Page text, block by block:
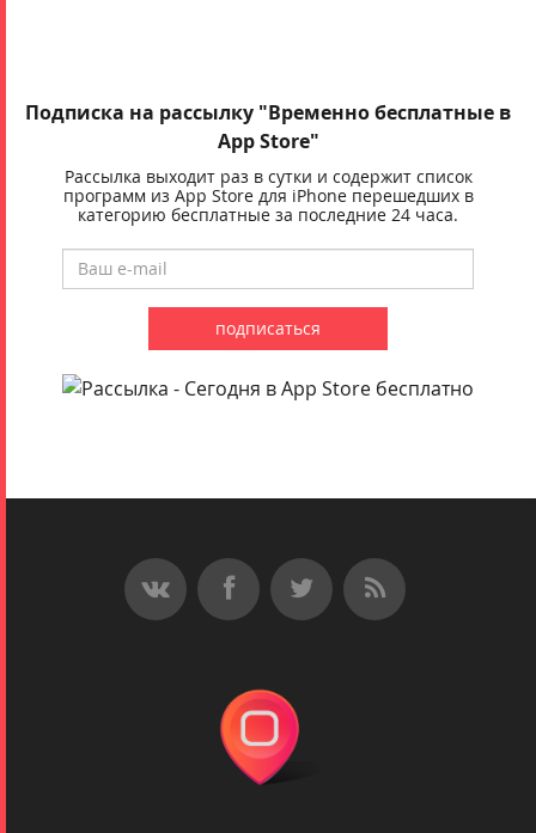
Подписка на рассылку "Временно бесплатные в
App Store"
Рассылка выходит раз в сутки и содержит список
программ из App Store для iPhone перешедших в
категорию бесплатные за последние 24 часа.